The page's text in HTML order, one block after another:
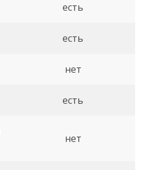
есть
есть
нет
есть
нет